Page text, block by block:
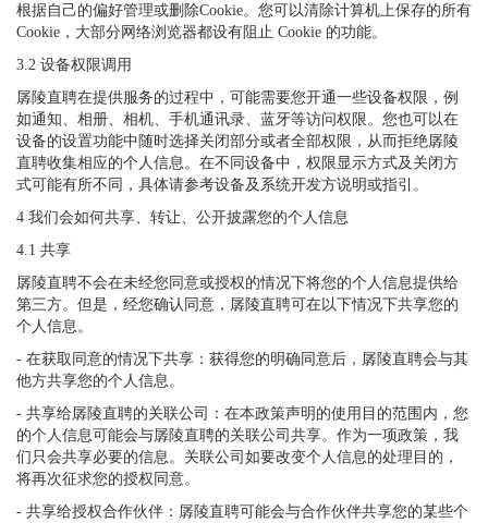
根据自己的偏好管理或删除Cookie。您可以清除计算机上保存的所有
Cookie，大部分网络浏览器都设有阻止 Cookie 的功能。
3.2 设备权限调用
孱陵直聘在提供服务的过程中，可能需要您开通一些设备权限，例
如通知、相册、相机、手机通讯录、蓝牙等访问权限。您也可以在
设备的设置功能中随时选择关闭部分或者全部权限，从而拒绝孱陵
直聘收集相应的个人信息。在不同设备中，权限显示方式及关闭方
式可能有所不同，具体请参考设备及系统开发方说明或指引。
4 我们会如何共享、转让、公开披露您的个人信息
4.1 共享
孱陵直聘不会在未经您同意或授权的情况下将您的个人信息提供给
第三方。但是，经您确认同意，孱陵直聘可在以下情况下共享您的
个人信息。
- 在获取同意的情况下共享：获得您的明确同意后，孱陵直聘会与其
他方共享您的个人信息。
- 共享给孱陵直聘的关联公司：在本政策声明的使用目的范围内，您
的个人信息可能会与孱陵直聘的关联公司共享。作为一项政策，我
们只会共享必要的信息。关联公司如要改变个人信息的处理目的，
将再次征求您的授权同意。
- 共享给授权合作伙伴：孱陵直聘可能会与合作伙伴共享您的某些个